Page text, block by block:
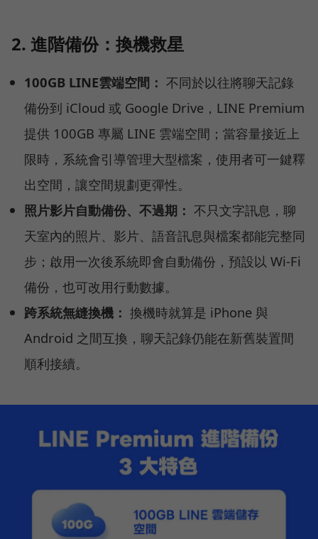
2. 進階備份：換機救星
100GB LINE雲端空間： 不同於以往將聊天記錄
備份到 iCloud 或 Google Drive，LINE Premium
提供 100GB 專屬 LINE 雲端空間；當容量接近上
限時，系統會引導管理大型檔案，使用者可一鍵釋
出空間，讓空間規劃更彈性。
照片影片自動備份、不過期： 不只文字訊息，聊
天室內的照片、影片、語音訊息與檔案都能完整同
步；啟用一次後系統即會自動備份，預設以 Wi‑Fi
備份，也可改用行動數據。
跨系統無縫換機： 換機時就算是 iPhone 與
Android 之間互換，聊天記錄仍能在新舊裝置間
順利接續。